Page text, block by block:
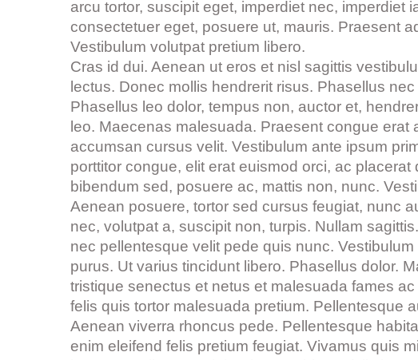
arcu tortor, suscipit eget, imperdiet nec, imperdiet
consectetuer eget, posuere ut, mauris. Praesent
Vestibulum volutpat pretium libero.
Cras id dui. Aenean ut eros et nisl sagittis
lectus. Donec mollis hendrerit risus. Phasellus
Phasellus leo dolor, tempus non, auctor et,
leo. Maecenas malesuada. Praesent congue
accumsan cursus velit. Vestibulum ante ipsum
porttitor congue, elit erat euismod orci, ac
bibendum sed, posuere ac, mattis non, nunc.
Aenean posuere, tortor sed cursus feugiat, nunc
nec, volutpat a, suscipit non, turpis. Nullam
nec pellentesque velit pede quis nunc.
purus. Ut varius tincidunt libero. Phasellus dolor.
tristique senectus et netus et malesuada fames
felis quis tortor malesuada pretium. Pellentesque
Aenean viverra rhoncus pede. Pellentesque
enim eleifend felis pretium feugiat. Vivamus quis